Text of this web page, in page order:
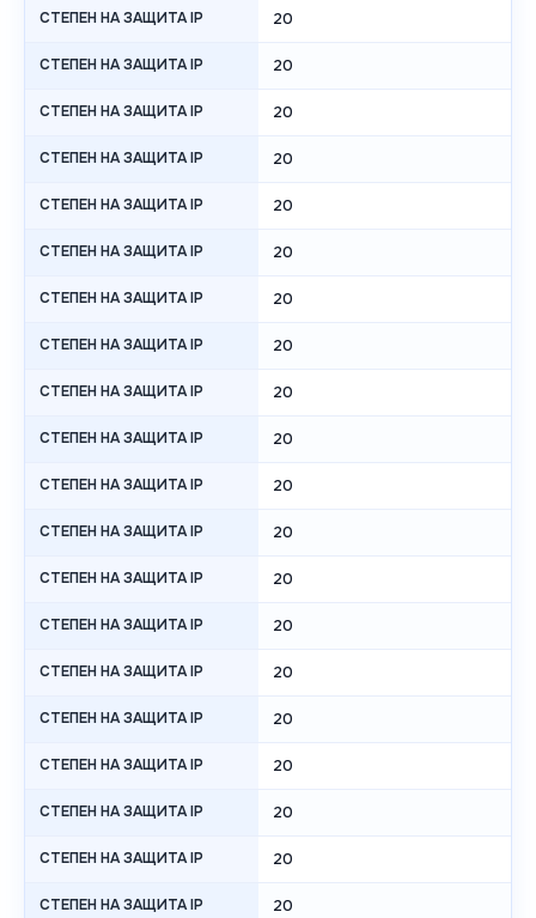
СТЕПЕН НА ЗАЩИТА IP 20
СТЕПЕН НА ЗАЩИТА IP 20
СТЕПЕН НА ЗАЩИТА IP 20
СТЕПЕН НА ЗАЩИТА IP 20
СТЕПЕН НА ЗАЩИТА IP 20
СТЕПЕН НА ЗАЩИТА IP 20
СТЕПЕН НА ЗАЩИТА IP 20
СТЕПЕН НА ЗАЩИТА IP 20
СТЕПЕН НА ЗАЩИТА IP 20
СТЕПЕН НА ЗАЩИТА IP 20
СТЕПЕН НА ЗАЩИТА IP 20
СТЕПЕН НА ЗАЩИТА IP 20
СТЕПЕН НА ЗАЩИТА IP 20
СТЕПЕН НА ЗАЩИТА IP 20
СТЕПЕН НА ЗАЩИТА IP 20
СТЕПЕН НА ЗАЩИТА IP 20
СТЕПЕН НА ЗАЩИТА IP 20
СТЕПЕН НА ЗАЩИТА IP 20
СТЕПЕН НА ЗАЩИТА IP 20
СТЕПЕН НА ЗАЩИТА IP 20